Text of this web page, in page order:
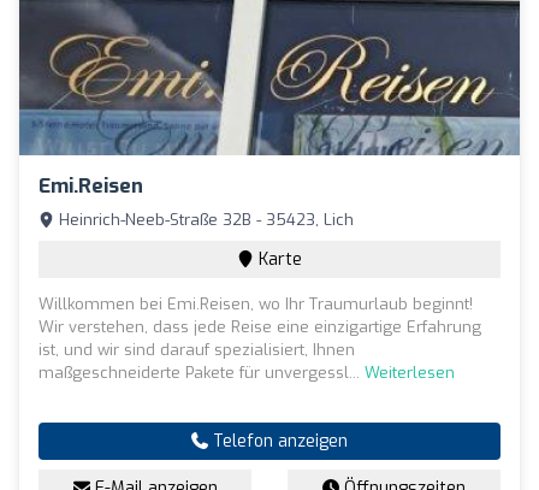
Emi.Reisen
Heinrich-Neeb-Straße 32B - 35423, Lich
Karte
Willkommen bei Emi.Reisen, wo Ihr Traumurlaub beginnt!
Wir verstehen, dass jede Reise eine einzigartige Erfahrung
ist, und wir sind darauf spezialisiert, Ihnen
maßgeschneiderte Pakete für unvergessl... Weiterlesen
Telefon anzeigen